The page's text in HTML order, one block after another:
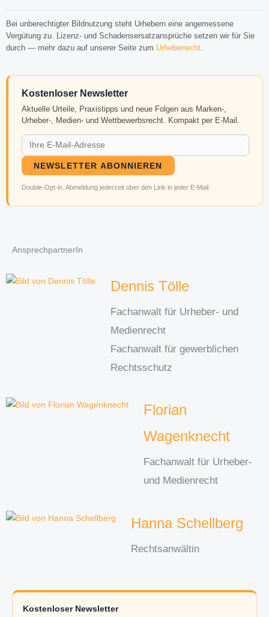
Bei unberechtigter Bildnutzung steht Urhebern eine angemessene
Vergütung zu. Lizenz- und Schadensersatzansprüche setzen wir für Sie
durch — mehr dazu auf unserer Seite zum Urheberrecht
Kostenloser Newsletter
Aktuelle Urteile, Praxistipps und neue Folgen aus Marken-,
Urheber-, Medien- und Wettbewerbsrecht. Kompakt per E-Mail.
NEWSLETTER ABONNIEREN
Double-Opt-in. Abmeldung jederzeit über den Link in jeder E-Mail.
AnsprechpartnerIn
Dennis Tölle
Fachanwalt für Urheber- und
Medienrecht
Fachanwalt für gewerblichen
Rechtsschutz
Florian
Wagenknecht
Fachanwalt für Urheber-
und Medienrecht
Hanna Schellberg
Rechtsanwältin
Kostenloser Newsletter